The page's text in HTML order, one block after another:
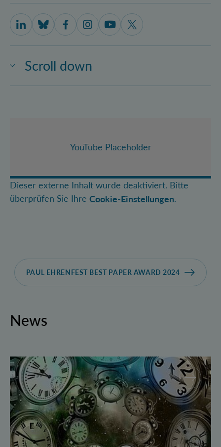
Scroll down
IQOQI Vienna on LinkedIn
IQOQI Vienna on Bluesky
IQOQI Vienna on Facebook
IQOQI Vienna on Instagram
IQOQI Vienna on Youtube
IQOQI Vienna on X
YouTube Placeholder
Dieser externe Inhalt wurde deaktiviert. Bitte
überprüfen Sie Ihre Cookie-Einstellungen.
PAUL EHRENFEST BEST PAPER AWARD 2024
News
Geborgte Zeit: Forscher spulen Quantensysteme vor